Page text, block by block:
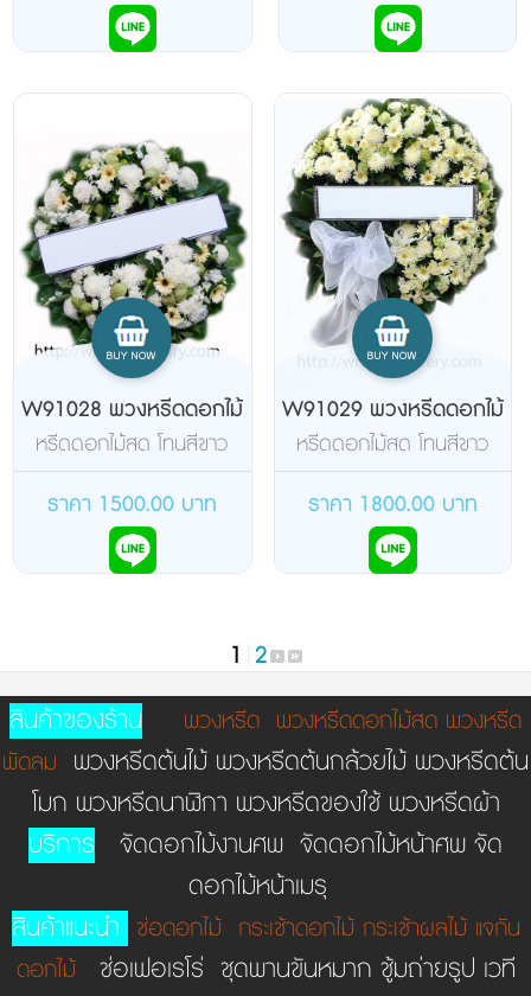
W91028 พวงหรีดดอกไม้
สด
หรีดดอกไม้สด โทนสีขาว
เขียว
ราคา 1500.00 บาท
W91029 พวงหรีดดอกไม้
สด
หรีดดอกไม้สด โทนสีขาว
เขียว
ราคา 1800.00 บาท
1 2
สินค้าของร้าน พวงหรีด พวงหรีดดอกไม้สด พวงหรีด
พัดลม พวงหรีดต้นไม้ พวงหรีดต้นกล้วยไม้ พวงหรีดต้น
โมก พวงหรีดนาฬิกา พวงหรีดของใช้ พวงหรีดผ้า
บริการ จัดดอกไม้งานศพ จัดดอกไม้หน้าศพ จัด
ดอกไม้หน้าเมรุ
สินค้าแนะนำ ช่อดอกไม้ กระเช้าดอกไม้ กระเช้าผลไม้ แจกัน
ดอกไม้
ช่อเฟอเรโร่ ชุดพานขันหมาก ชู้มถ่ายรูป เวที